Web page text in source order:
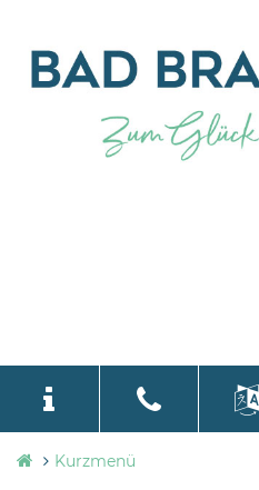
Stadtverwaltung
language
Kurzmenü